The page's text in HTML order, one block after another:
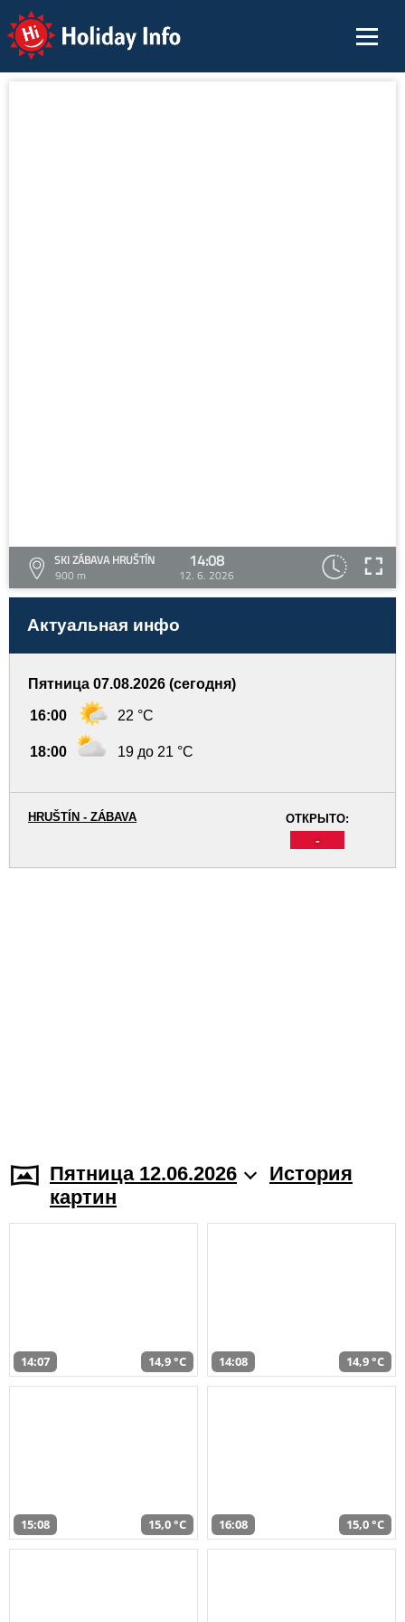
Holiday Info
SKI ZÁBAVA HRUŠTÍN
900 m
14:08
12. 6. 2026
Актуальная инфо
Пятница 07.08.2026 (сегодня)
16:00 22 °C
18:00 19 до 21 °C
ОТКРЫТО:
-
HRUŠTÍN - ZÁBAVA
Пятница 12.06.2026
История
картин
14:07 14,9 °C 14:08 14,9 °C
15:08 15,0 °C 16:08 15,0 °C